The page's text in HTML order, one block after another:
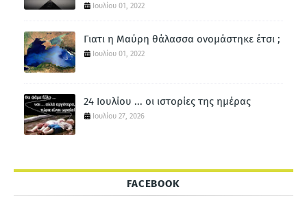
Ιουλίου 01, 2022
Γιατι η Μαύρη θάλασσα ονομάστηκε έτσι ;
Ιουλίου 01, 2022
24 Ιουλίου ... οι ιστορίες της ημέρας
Ιουλίου 27, 2026
FACEBOOK